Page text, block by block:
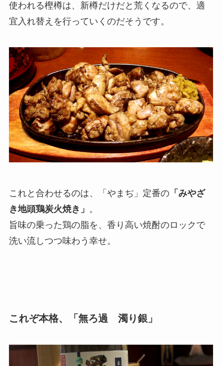
使われる樫樽は、新樽だけだと荒くなるので、適
宜入れ替えを行っていくのだそうです。
これと合わせるのは、「やまぢ」定番の「みやざ
き地頭鶏炭火焼き」 。
旨味の乗った鶏の脂を、香り高い焼酎のロックで
洗い流しつつ味わう幸せ。
これぞ本格、「無ろ過 濁り銀」